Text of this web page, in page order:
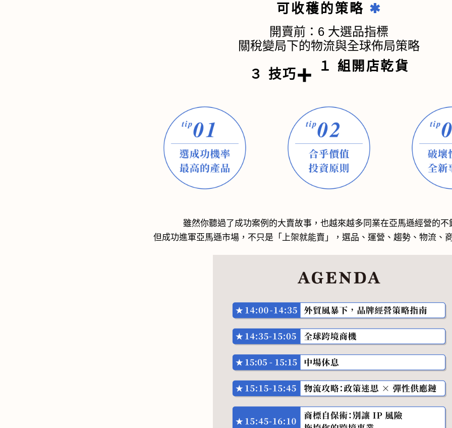
可收穫的策略 ✱
開賣前：6 大選品指標
關稅變局下的物流與全球佈局策略
３ 技巧+ １ 組開店乾貨
雖然你聽過了成功案例的大賣故事，也越來越多同業在亞馬遜經營的不
但成功進軍亞馬遜市場，不只是「上架就能賣」，選品、運營、趨勢、物流、